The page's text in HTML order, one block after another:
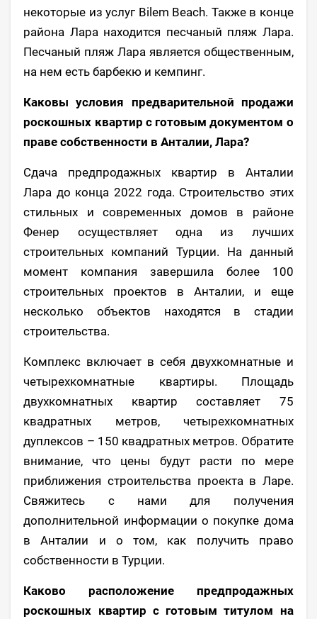
некоторые из услуг Bilem Beach. Также в конце
района Лара находится песчаный пляж Лара.
Песчаный пляж Лара является общественным,
на нем есть барбекю и кемпинг.
Каковы условия предварительной продажи
роскошных квартир с готовым документом о
праве собственности в Анталии, Лара?
Сдача предпродажных квартир в Анталии
Лара до конца 2022 года. Строительство этих
стильных и современных домов в районе
Фенер осуществляет одна из лучших
строительных компаний Турции. На данный
момент компания завершила более 100
строительных проектов в Анталии, и еще
несколько объектов находятся в стадии
строительства.
Комплекс включает в себя двухкомнатные и
четырехкомнатные квартиры. Площадь
двухкомнатных квартир составляет 75
квадратных метров, четырехкомнатных
дуплексов – 150 квадратных метров. Обратите
внимание, что цены будут расти по мере
приближения строительства проекта в Ларе.
Свяжитесь с нами для получения
дополнительной информации о покупке дома
в Анталии и о том, как получить право
собственности в Турции.
Каково расположение предпродажных
роскошных квартир с готовым титулом на